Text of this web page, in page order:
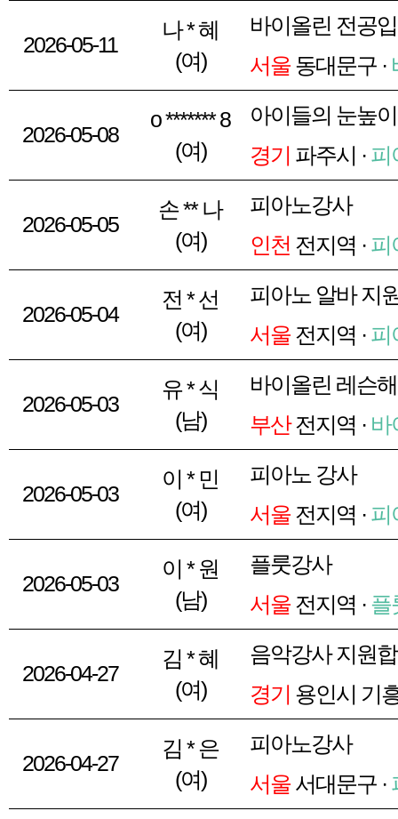
2026-05-11
나 * 혜
(여)
바이올린 전공
서울동대문구 ·
2026-05-08
o ******* 8
(여)
아이들의 눈높
경기 파주시 · 피
2026-05-05
손 ** 나
(여)
피아노강사
인천 전지역 · 피
2026-05-04
전 * 선
(여)
피아노 알바 지
서울전지역 · 피
2026-05-03
유 * 식
(남)
바이올린 레슨
부산전지역 · 바
2026-05-03
이 * 민
(여)
피아노 강사
서울전지역 · 피
2026-05-03
이 * 원
(남)
플룻강사
서울전지역 · 플
2026-04-27
김 * 혜
(여)
음악강사 지원
경기 용인시 기
2026-04-27
김 * 은
(여)
피아노강사
서울서대문구 ·